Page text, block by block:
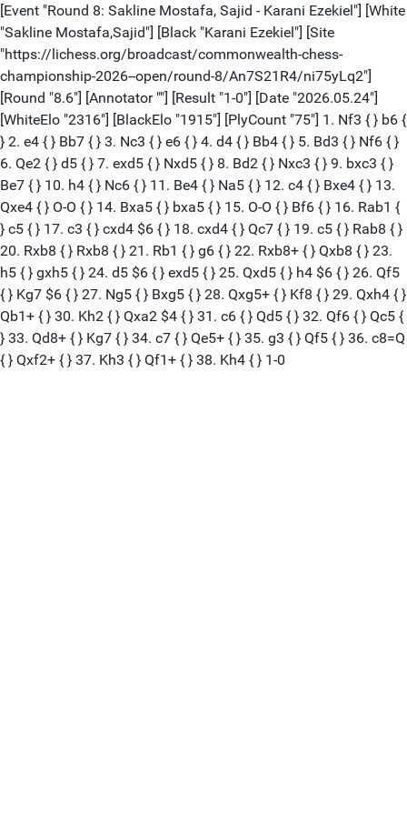
[Event "Round 8: Sakline Mostafa, Sajid - Karani Ezekiel"] [White
"Sakline Mostafa,Sajid"] [Black "Karani Ezekiel"] [Site
"https://lichess.org/broadcast/commonwealth-chess-
championship-2026--open/round-8/An7S21R4/ni75yLq2"]
[Round "8.6"] [Annotator ""] [Result "1-0"] [Date "2026.05.24"]
[WhiteElo "2316"] [BlackElo "1915"] [PlyCount "75"] 1. Nf3 { } b6 {
} 2. e4 { } Bb7 { } 3. Nc3 { } e6 { } 4. d4 { } Bb4 { } 5. Bd3 { } Nf6 { }
6. Qe2 { } d5 { } 7. exd5 { } Nxd5 { } 8. Bd2 { } Nxc3 { } 9. bxc3 { }
Be7 { } 10. h4 { } Nc6 { } 11. Be4 { } Na5 { } 12. c4 { } Bxe4 { } 13.
Qxe4 { } O-O { } 14. Bxa5 { } bxa5 { } 15. O-O { } Bf6 { } 16. Rab1 {
} c5 { } 17. c3 { } cxd4 $6 { } 18. cxd4 { } Qc7 { } 19. c5 { } Rab8 { }
20. Rxb8 { } Rxb8 { } 21. Rb1 { } g6 { } 22. Rxb8+ { } Qxb8 { } 23.
h5 { } gxh5 { } 24. d5 $6 { } exd5 { } 25. Qxd5 { } h4 $6 { } 26. Qf5
{ } Kg7 $6 { } 27. Ng5 { } Bxg5 { } 28. Qxg5+ { } Kf8 { } 29. Qxh4 { }
Qb1+ { } 30. Kh2 { } Qxa2 $4 { } 31. c6 { } Qd5 { } 32. Qf6 { } Qc5 {
} 33. Qd8+ { } Kg7 { } 34. c7 { } Qe5+ { } 35. g3 { } Qf5 { } 36. c8=Q
{ } Qxf2+ { } 37. Kh3 { } Qf1+ { } 38. Kh4 { } 1-0